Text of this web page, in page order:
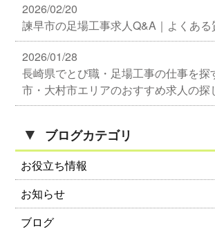
2026/02/20
諫早市の足場工事求人Q&A｜よくある
2026/01/28
長崎県でとび職・足場工事の仕事を探
市・大村市エリアのおすすめ求人の探
▼ ブログカテゴリ
お役立ち情報
お知らせ
ブログ